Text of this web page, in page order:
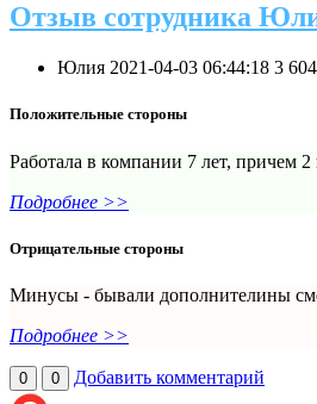
Отзыв сотрудника
Юлия 2021-04-03 06:44:18 3 604
Положительные стороны
Работала в компании 7 лет, причем
Подробнее >>
Отрицательные стороны
Минусы - бывали дополнителины
Подробнее >>
0 0 Добавить комментарий